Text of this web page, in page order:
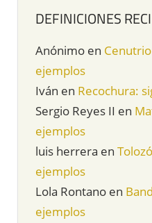
DEFINICIONES
Anónimo en
ejemplos
Iván en Recochura:
Sergio Reyes II en
ejemplos
luis herrera en
ejemplos
Lola Rontano en
ejemplos